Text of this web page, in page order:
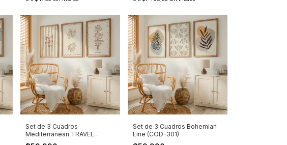
Set de 3 Cuadros
Mediterranean TRAVEL
NOTES (COD-310)
Set de 3 Cuadros Bohemian
Line (COD-301)